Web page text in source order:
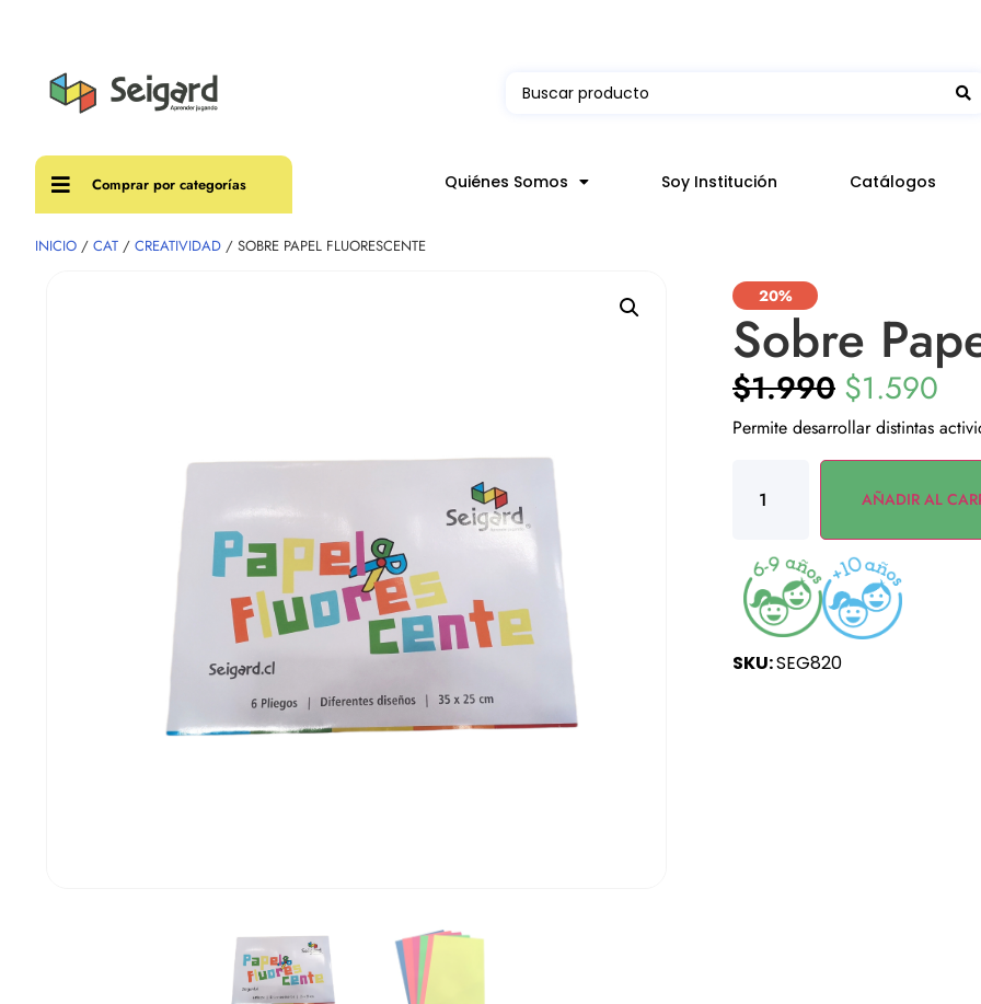
Comprar por categorías Quiénes Somos Soy Institución Catálogos
INICIO / CAT / CREATIVIDAD / SOBRE PAPEL FLUORESCENTE
20%
Sobre
$1.990 $1.590
Permite desarrollar distintas
AÑADIR AL
SKU:SEG820